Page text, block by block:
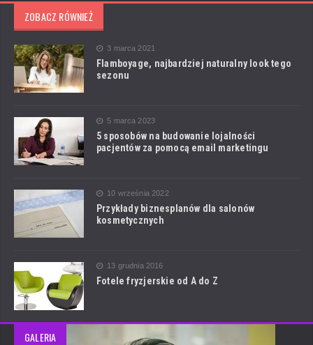
ZOBACZ RÓWNIEŻ
3 marca 2021
Flamboyage, najbardziej naturalny look tego
sezonu
5 marca 2023
5 sposobów na budowanie lojalności
pacjentów za pomocą email marketingu
10 września 2022
Przykłady biznesplanów dla salonów
kosmetycznych
13 grudnia 2016
Fotele fryzjerskie od A do Z
GALERIA